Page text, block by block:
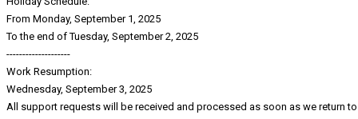
From Monday, September 1, 2025
To the end of Tuesday, September 2, 2025
--------------------
Work Resumption:
Wednesday, September 3, 2025
All support requests will be received and processed as soon as we return to